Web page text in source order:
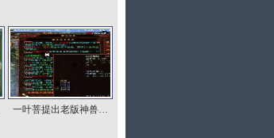
一叶菩提出老版神兽…